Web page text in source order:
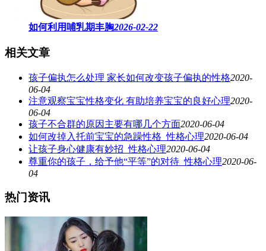
如何利用哺乳期丰胸2026-02-22
相关文章
孩子偏执怎么处理 家长如何改变孩子偏执的性格2020-
06-04
注意观察宝宝性格变化 有助培养宝宝的良好心理2020-
06-04
孩子不合群的原因主要有哪几个方面2020-06-04
如何改掉入托前宝宝的急躁性格_性格心理2020-06-04
让孩子身心健康有妙招_性格心理2020-06-04
尊重你的孩子，给予他“平等”的对待_性格心理2020-06-
04
热门资讯